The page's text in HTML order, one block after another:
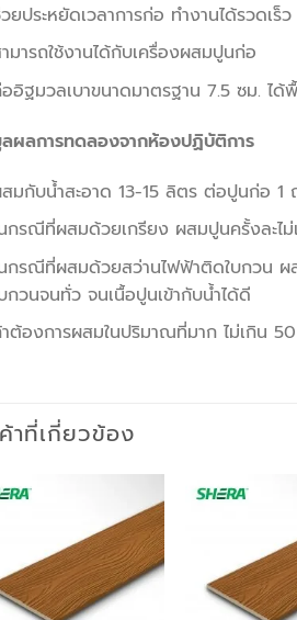
ยประหยัดเวลาการก่อ ทำงานได้รวดเร็ว
มารถใช้งานได้กับเครื่องผสมปูนก่อ
อิฐมวลเบาขนาดมาตรฐาน 7.5 ซม.
ผลการทดลองจากห้องปฏิบัติการ
มกับน้ำสะอาด 13-15 ลิตร ต่อปูนก่อ 1
กรณีที่ผสมด้วยเกรียง ผสมปูนครั้งละไ
กรณีที่ผสมด้วยสว่านไฟฟ้าติดใบกวน ผ
กวนจนทั่ว จนเนื้อปูนเข้ากับน้ำได้ดี
ต้องการผสมในปริมาณที่มาก ไม่เกิน
าที่เกี่ยวข้อง